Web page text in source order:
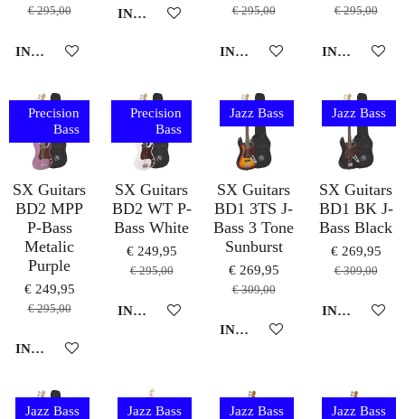
€ 295,00
IN WINKELWAGEN
IN WINKELWAGEN€ 295,00
IN WINKELWAGEN
€ 295,00
IN
Precision
Bass
SX Guitars
BD2 MPP
P-Bass
Metalic
Purple
€ 249,95
€ 295,00
IN WINKELWAGEN
Precision
Bass
SX Guitars
BD2 WT P-
Bass White
€ 249,95
€ 295,00
IN WINKELWAGEN
Jazz Bass
SX Guitars
BD1 3TS J-
Bass 3 Tone
Sunburst
€ 269,95
€ 309,00
IN WINKELWAGEN
Jazz Bass
SX Guitars
BD1 BK J-
Bass Black
€ 269,95
€ 309,00
IN
Jazz Bass Jazz Bass Jazz Bass Jazz Bass